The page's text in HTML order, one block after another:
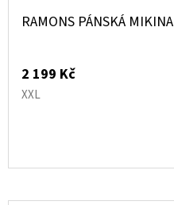
RAMONS PÁNSKÁ MIKINA
2 199 Kč
XXL